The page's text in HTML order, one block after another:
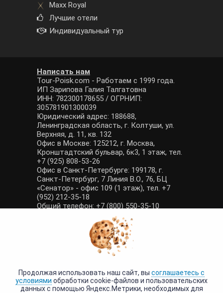
Maxx Royal
Лучшие отели
Индивидуальный тур
Написать нам
Tour-Poisk.com - Работаем с 1999 года.
ИП Зарипова Галия Талгатовна
ИНН: 782300178655 / ОГРНИП:
305781901300039
Юридический адрес: 188688,
Ленинградская область, г. Колтуши, ул.
Верхняя, д. 11, кв. 132
Офис в Москве: 125212, г. Москва,
Кронштадтский бульвар, 6к3, 1 этаж, тел.
+7 (925) 808-53-26
Офис в Санкт-Петербурге: 199178, г.
Санкт-Петербург, 7 Линия В.О., 76, БЦ
«Сенатор» - офис 109 (1 этаж), тел. +7
(952) 212-35-18
Общий телефон: +7 (800) 550-35-10
E-mail: manager@tour-poisk.com (общие
вопросы), admin@tour-poisk.com (жалобы)
Номер в Общероссийском реестре
туристических агентств: РТА 0003424
Политика конфиденциальности
Продолжая использовать наш сайт, вы соглашаетесь с
условиями обработки cookie-файлов и пользовательских
данных с помощью Яндекс.Метрики, необходимых для